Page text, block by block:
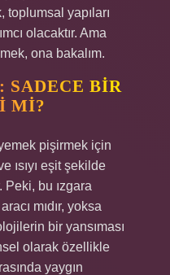
toplumsal yapıları
olacaktır. Ama
ona bakalım.
SADECE BIR
MI?
pişirmek için
ısıyı eşit şekilde
Peki, bu ızgara
mıdır, yoksa
bir yansıması
olarak özellikle
yaygın